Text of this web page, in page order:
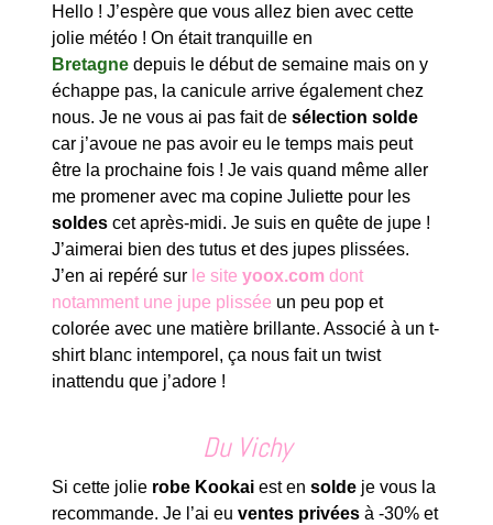
Hello ! J’espère que vous allez bien avec cette
jolie météo ! On était tranquille en
Bretagne depuis le début de semaine mais on y
échappe pas, la canicule arrive également chez
nous. Je ne vous ai pas fait desélection solde
car j’avoue ne pas avoir eu le temps mais peut
être la prochaine fois ! Je vais quand même aller
me promener avec ma copine Juliette pour les
soldes cet après-midi. Je suis en quête de jupe !
J’aimerai bien des tutus et des jupes plissées.
J’en ai repéré sur le siteyoox.com dont
notamment une jupe plissée un peu pop et
colorée avec une matière brillante. Associé à un t-
shirt blanc intemporel, ça nous fait un twist
inattendu que j’adore !
Du Vichy
Si cette jolie robe Kookai est ensolde je vous la
recommande. Je l’ai euventes privéesà -30% et